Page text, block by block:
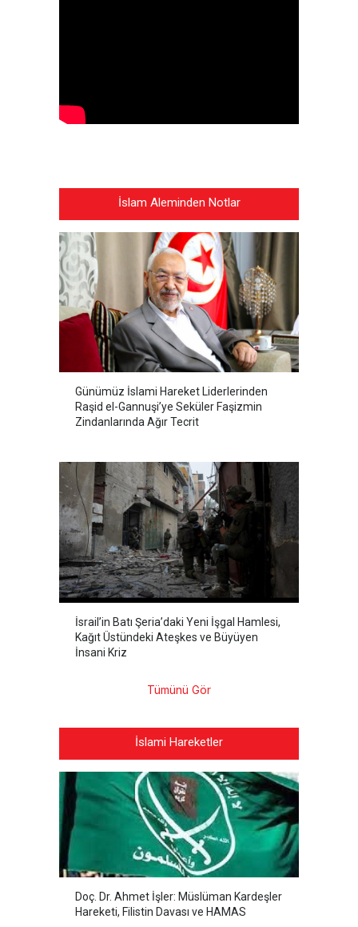
İslam Aleminden Notlar
Günümüz İslami Hareket Liderlerinden
Raşid el-Gannuşi’ye Seküler Faşizmin
Zindanlarında Ağır Tecrit
İsrail’in Batı Şeria’daki Yeni İşgal Hamlesi,
Kağıt Üstündeki Ateşkes ve Büyüyen
İnsani Kriz
Tümünü Gör
İslami Hareketler
Doç. Dr. Ahmet İşler: Müslüman Kardeşler
Hareketi, Filistin Davası ve HAMAS